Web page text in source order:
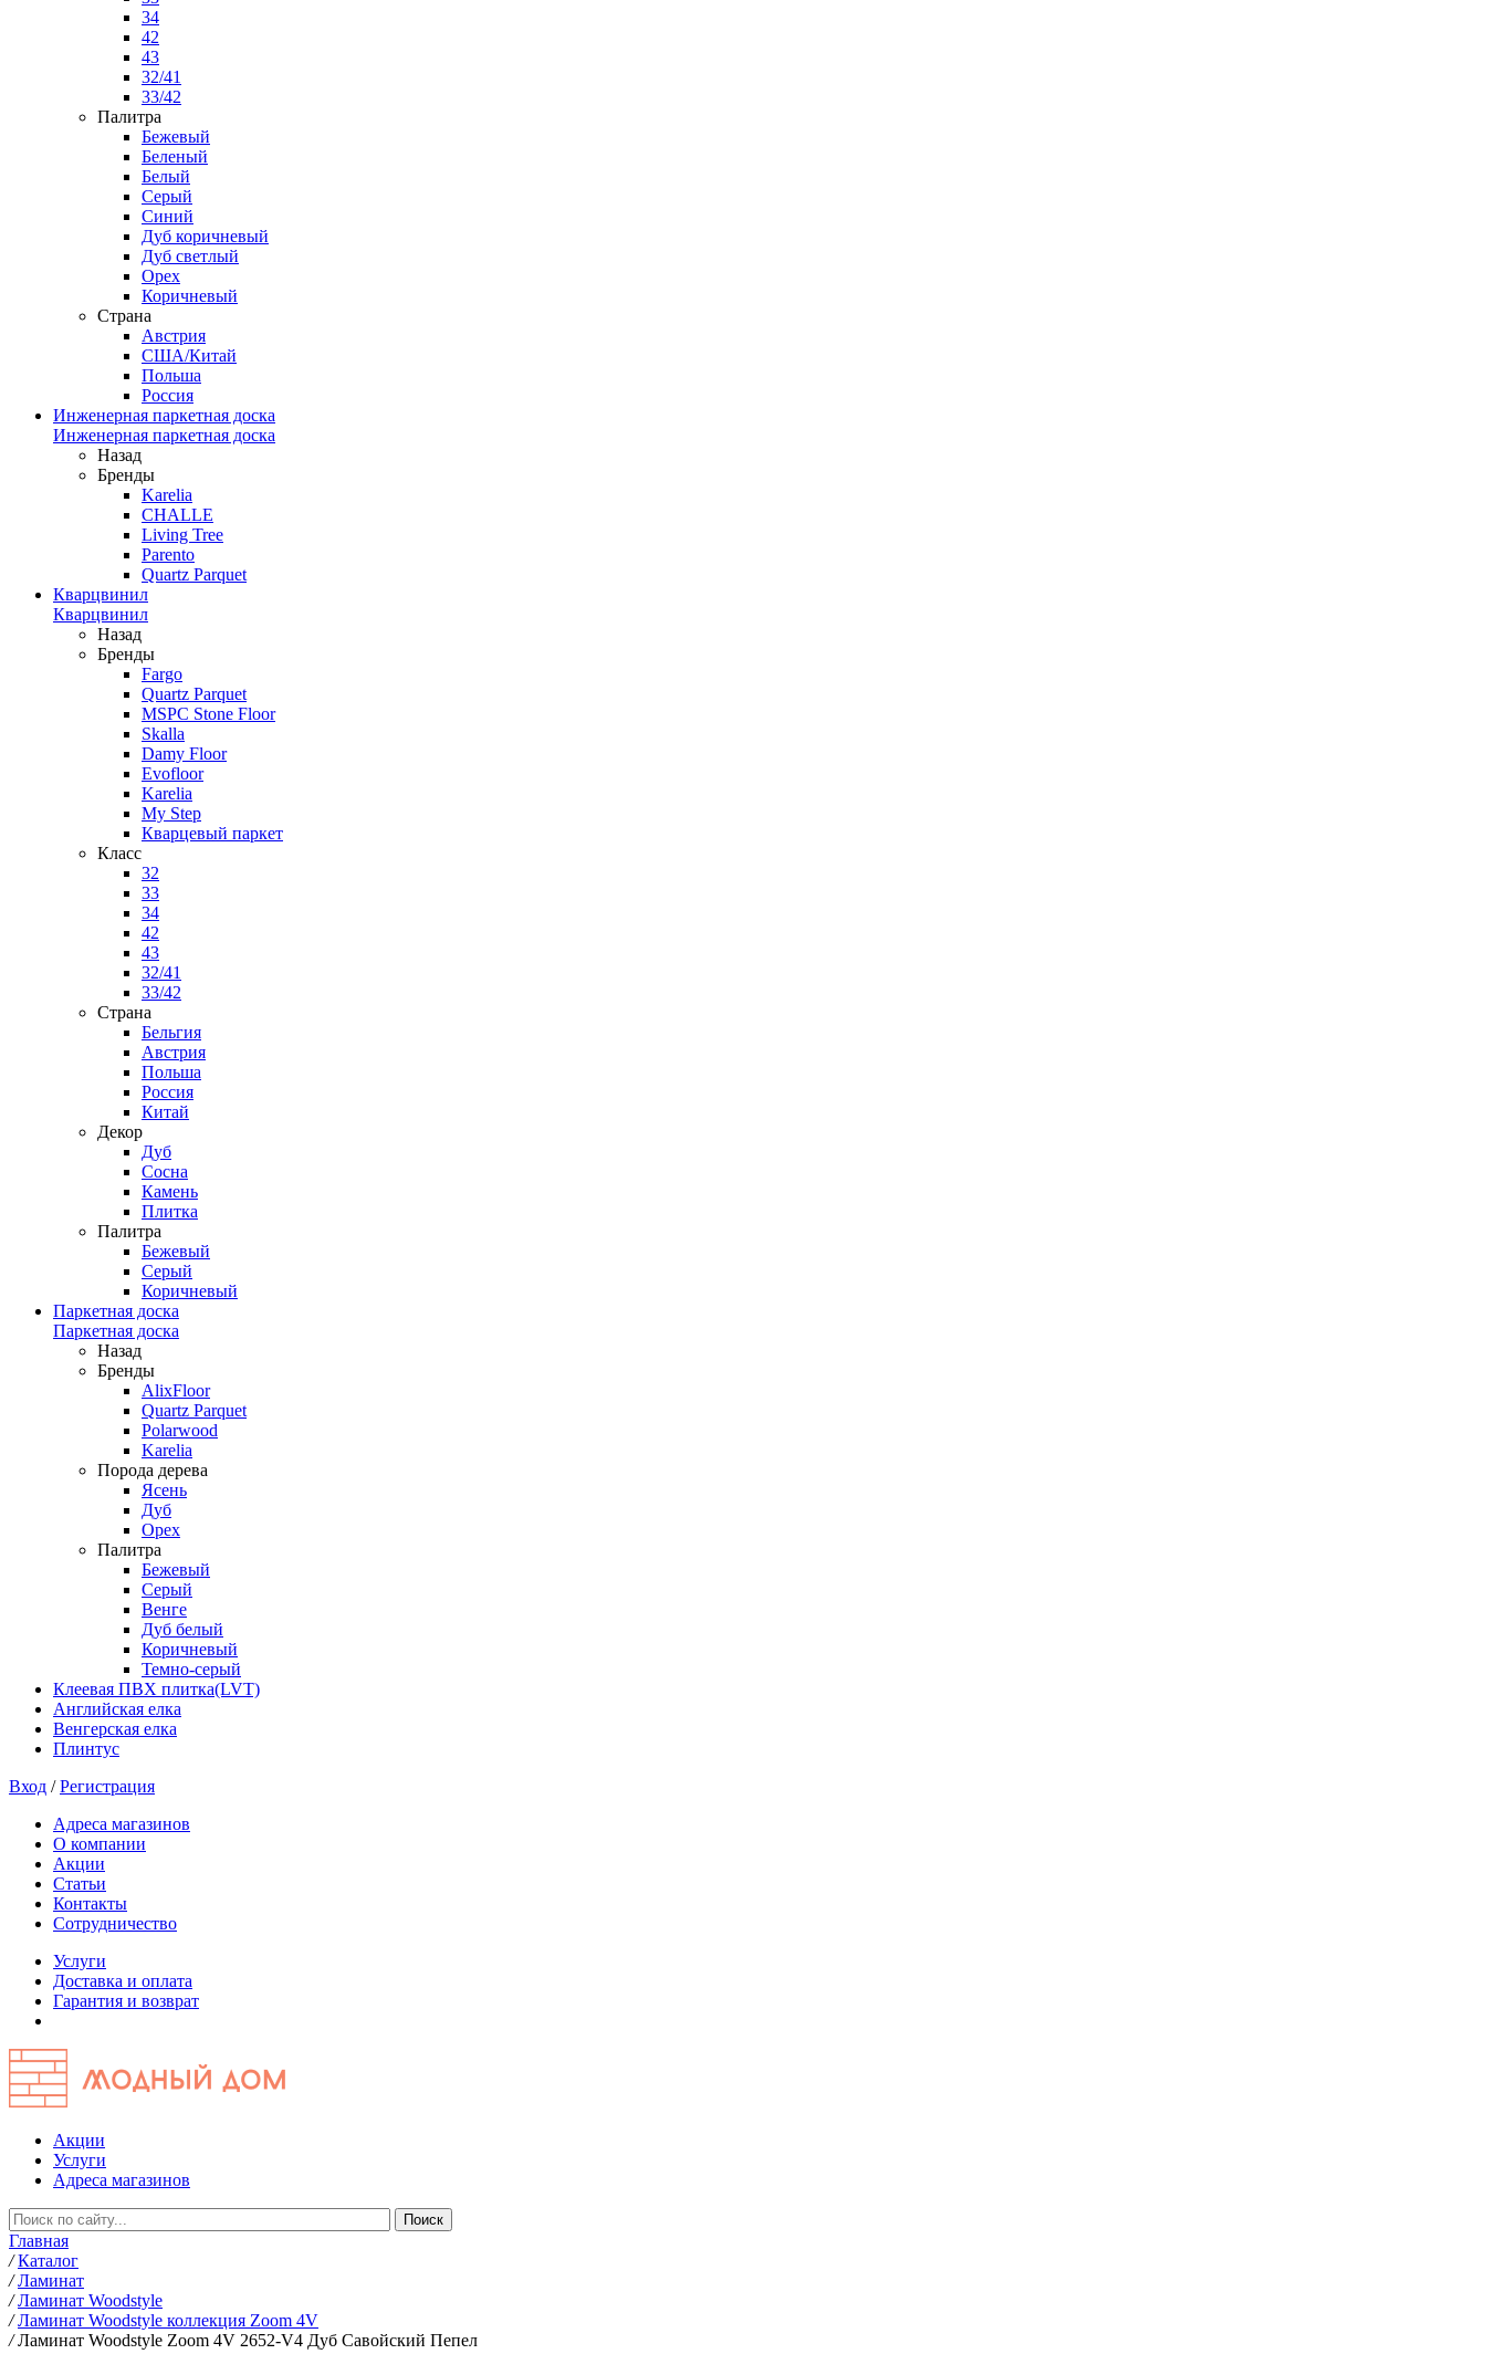
34
42
43
32/41
33/42
Палитра
Бежевый
Беленый
Белый
Серый
Синий
Дуб коричневый
Дуб светлый
Орех
Коричневый
Страна
Австрия
США/Китай
Польша
Россия
Инженерная паркетная доска
Инженерная паркетная доска
Назад
Бренды
Karelia
CHALLE
Living Tree
Parento
Quartz Parquet
Кварцвинил
Кварцвинил
Назад
Бренды
Fargo
Quartz Parquet
MSPC Stone Floor
Skalla
Damy Floor
Evofloor
Karelia
My Step
Кварцевый паркет
Класс
32
33
34
42
43
32/41
33/42
Страна
Бельгия
Австрия
Польша
Россия
Китай
Декор
Дуб
Сосна
Камень
Плитка
Палитра
Бежевый
Серый
Коричневый
Паркетная доска
Паркетная доска
Назад
Бренды
AlixFloor
Quartz Parquet
Polarwood
Karelia
Порода дерева
Ясень
Дуб
Орех
Палитра
Бежевый
Серый
Венге
Дуб белый
Коричневый
Темно-серый
Клеевая ПВХ плитка(LVT)
Английская елка
Венгерская елка
Плинтус
Вход /Регистрация
Адреса магазинов
О компании
Акции
Статьи
Контакты
Сотрудничество
Услуги
Доставка и оплата
Гарантия и возврат
Акции
Услуги
Адреса магазинов
Главная
/ Каталог
/ Ламинат
/ Ламинат Woodstyle
/ Ламинат Woodstyle коллекция Zoom 4V
/ Ламинат Woodstyle Zoom 4V 2652-V4 Дуб Савойский Пепел